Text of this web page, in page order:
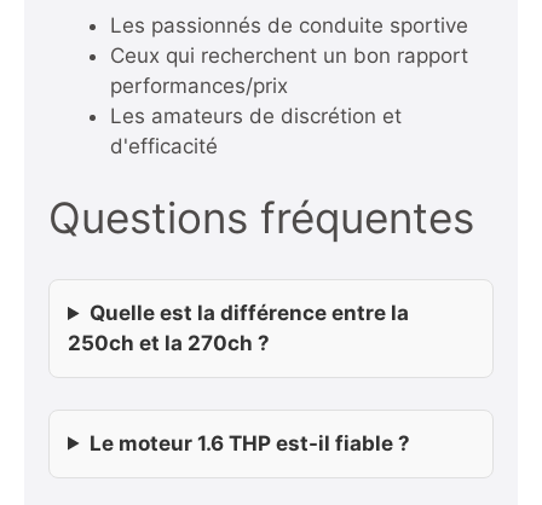
Les passionnés de conduite sportive
Ceux qui recherchent un bon rapport
performances/prix
Les amateurs de discrétion et
d'efficacité
Questions fréquentes
Quelle est la différence entre la
250ch et la 270ch ?
Le moteur 1.6 THP est-il fiable ?